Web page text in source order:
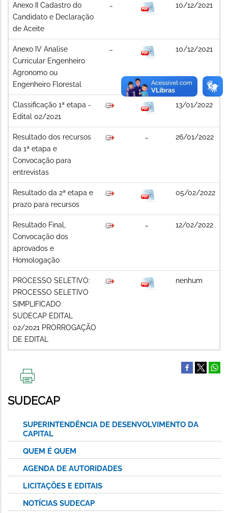
Anexo II Cadastro do
Candidato e Declaração
de Aceite
10/12/2021
Anexo IV Analise
Curricular Engenheiro
Agronomo ou
Engenheiro Florestal
10/12/2021
Classificação 1ª etapa -
Edital 02/2021
13/01/2022
Resultado dos recursos
da 1ª etapa e
Convocação para
entrevistas
26/01/2022
Resultado da 2ª etapa e
prazo para recursos
05/02/2022
Resultado Final,
Convocação dos
aprovados e
Homologação
12/02/2022
PROCESSO SELETIVO:
PROCESSO SELETIVO
SIMPLIFICADO
SUDECAP EDITAL
02/2021 PRORROGAÇÃO
DE EDITAL
nenhum
ESTA
PÁGINA
SUDECAP
SUPERINTENDÊNCIA DE DESENVOLVIMENTO DA
CAPITAL
QUEM É QUEM
AGENDA DE AUTORIDADES
LICITAÇÕES E EDITAIS
NOTÍCIAS SUDECAP